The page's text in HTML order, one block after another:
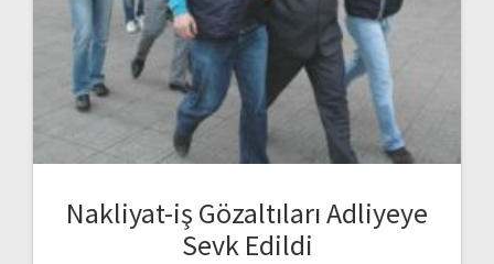
Nakliyat-iş Gözaltıları Adliyeye
Sevk Edildi